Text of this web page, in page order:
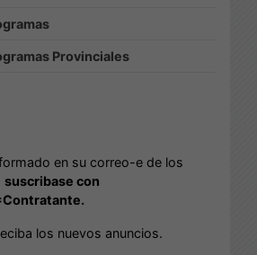
Provinciales
en su correo-e de los
suscribase con
los nuevos anuncios.